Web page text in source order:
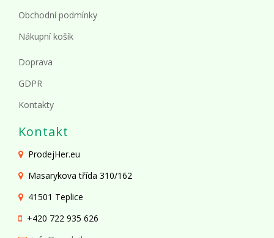
Obchodní podmínky
Nákupní košík
Doprava
GDPR
Kontakty
Kontakt
ProdejHer.eu
Masarykova třída 310/162
41501 Teplice
+420 722 935 626